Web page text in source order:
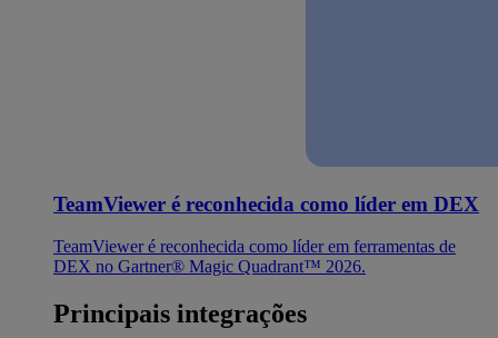
TeamViewer é reconhecida como líder em DEX
TeamViewer é reconhecida como líder em ferramentas de
DEX no Gartner® Magic Quadrant™ 2026.
Principais integrações